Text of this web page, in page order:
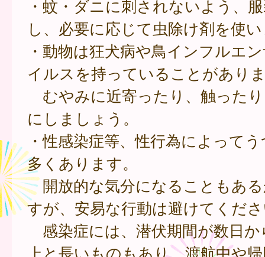
・蚊・ダニに刺されないよう、
し、必要に応じて虫除け剤を使
・動物は狂犬病や鳥インフルエ
イルスを持っていることがあり
むやみに近寄ったり、触った
にしましょう。
・性感染症等、性行為によって
多くあります。
開放的な気分になることもあ
すが、安易な行動は避けてくだ
感染症には、潜伏期間が数日か
上と長いものもあり、渡航中や